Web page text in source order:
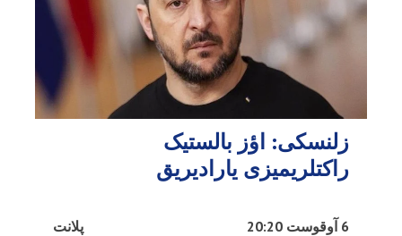
زلنسکی: اؤز بالستیک
راکتلریمیزی یارادیریق
پلانت 6 آوقوست 20:20